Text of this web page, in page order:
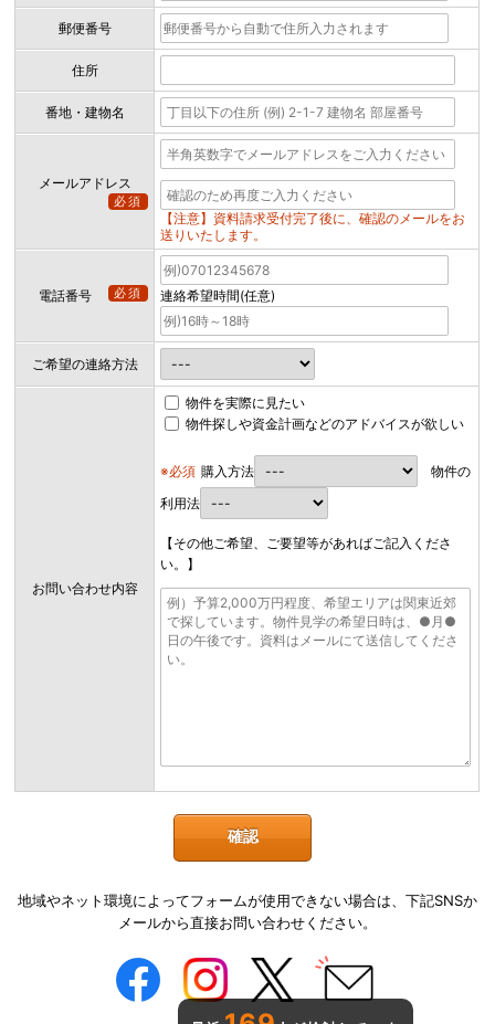
郵便番号
住所
番地・建物名
メールアドレス
必須
【注意】資料請求受付完了後に、確認のメールをお
送りいたします。
電話番号 必須 連絡希望時間(任意)
ご希望の連絡方法
お問い合わせ内容
物件を実際に見たい
物件探しや資金計画などのアドバイスが欲しい
※必須 購入方法
物件の
利用法
【その他ご希望、ご要望等があればご記入くださ
い。】
地域やネット環境によってフォームが使用できない場合は、下記SNSか
メールから直接お問い合わせください。